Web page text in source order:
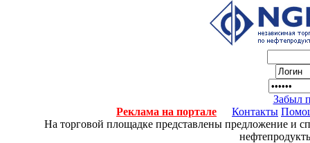
Забыл
Реклама на портале
Контакты
На торговой площадке представлены предложение и